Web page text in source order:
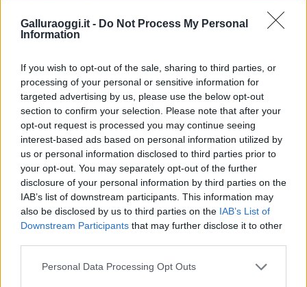
Galluraoggi.it - Do Not Process My Personal
Information
If you wish to opt-out of the sale, sharing to third parties, or
processing of your personal or sensitive information for
targeted advertising by us, please use the below opt-out
section to confirm your selection. Please note that after your
opt-out request is processed you may continue seeing
interest-based ads based on personal information utilized by
us or personal information disclosed to third parties prior to
your opt-out. You may separately opt-out of the further
disclosure of your personal information by third parties on the
IAB’s list of downstream participants. This information may
also be disclosed by us to third parties on the IAB’s List of
Downstream Participants that may further disclose it to other
Please note that this website/app uses one or more Google
Personal Data Processing Opt Outs
Inviaci le tue segnalazioni,
i tuoi video e le tue foto
Su WhatsApp al numero +39
345 356 7512
Ricevi le nostre ultime news
daGoogle News